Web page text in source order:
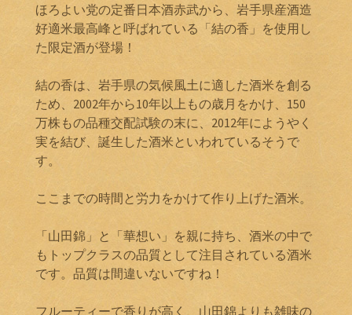
ほろよい党の定番日本酒赤武から、岩手県産酒造
好適米最高峰と呼ばれている「結の香」を使用し
た限定酒が登場！
結の香は、岩手県の気候風土に適した酒米を創る
ため、2002年から10年以上もの歳月をかけ、150
万株もの品種交配試験の末に、2012年にようやく
実を結び、誕生した酒米といわれているそうで
す。
ここまでの時間と労力をかけて作り上げた酒米。
「山田錦」と「華想い」を親に持ち、酒米の中で
もトップクラスの品質として注目されている酒米
です。品質は間違いないですね！
フルーティーで香りが高く、山田錦よりも雑味の